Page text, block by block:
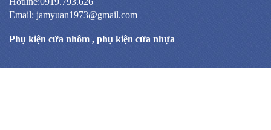
Email: jamyuan1973@gmail.com
Phụ kiện cửa nhôm , phụ kiện cửa nhựa